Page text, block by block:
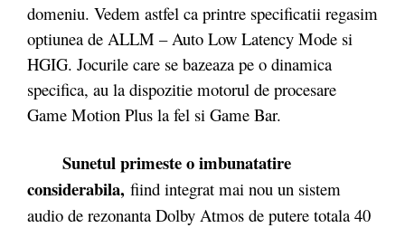
domeniu. Vedem astfel ca printre specificatii regasim
optiunea de ALLM – Auto Low Latency Mode si
HGIG. Jocurile care se bazeaza pe o dinamica
specifica, au la dispozitie motorul de procesare
Game Motion Plus la fel si Game Bar.
Sunetul primeste o imbunatatire
considerabila, fiind integrat mai nou un sistem
audio de rezonanta Dolby Atmos de putere totala 40